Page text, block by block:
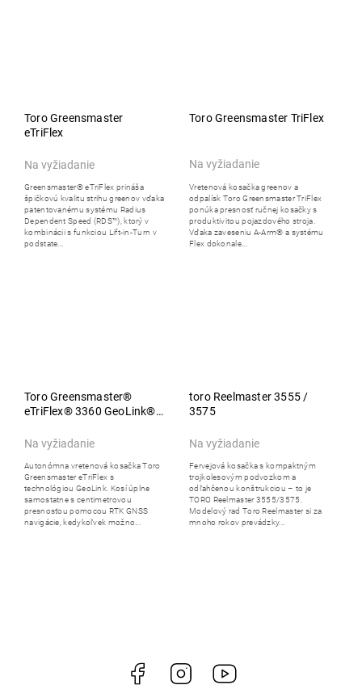
Toro Greensmaster
eTriFlex
Na vyžiadanie
Greensmaster® eTriFlex prináša
špičkovú kvalitu strihu greenov vďaka
patentovanému systému Radius
Dependent Speed (RDS™), ktorý v
kombinácii s funkciou Lift-in-Turn v
podstate...
Toro Greensmaster TriFlex
Na vyžiadanie
Vretenová kosačka greenov a
odpalísk Toro Greensmaster TriFlex
ponúka presnosť ručnej kosačky s
produktivitou pojazdového stroja.
Vďaka zaveseniu A-Arm® a systému
Flex dokonale...
Toro Greensmaster®
eTriFlex® 3360 GeoLink®
Na vyžiadanie
Autonómna vretenová kosačka Toro
Greensmaster eTriFlex s
technológiou GeoLink. Kosí úplne
samostatne s centimetrovou
presnosťou pomocou RTK GNSS
navigácie, kedykoľvek možno...
toro Reelmaster 3555 /
3575
Na vyžiadanie
Fervejová kosačka s kompaktným
trojkolesovým podvozkom a
odľahčenou konštrukciou – to je
TORO Reelmaster 3555/3575.
Modelový rad Toro Reelmaster si za
mnoho rokov prevádzky...
Facebook Instagram